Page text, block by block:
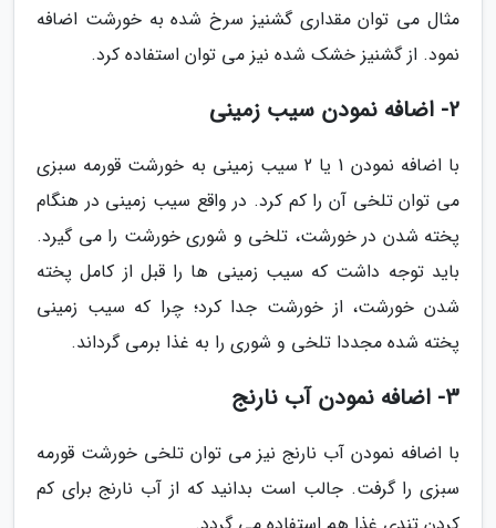
مثال می توان مقداری گشنیز سرخ شده به خورشت اضافه
نمود. از گشنیز خشک شده نیز می توان استفاده کرد.
2- اضافه نمودن سیب زمینی
با اضافه نمودن 1 یا 2 سیب زمینی به خورشت قورمه سبزی
می توان تلخی آن را کم کرد. در واقع سیب زمینی در هنگام
پخته شدن در خورشت، تلخی و شوری خورشت را می گیرد.
باید توجه داشت که سیب زمینی ها را قبل از کامل پخته
شدن خورشت، از خورشت جدا کرد؛ چرا که سیب زمینی
پخته شده مجددا تلخی و شوری را به غذا برمی گرداند.
3- اضافه نمودن آب نارنج
با اضافه نمودن آب نارنج نیز می توان تلخی خورشت قورمه
سبزی را گرفت. جالب است بدانید که از آب نارنج برای کم